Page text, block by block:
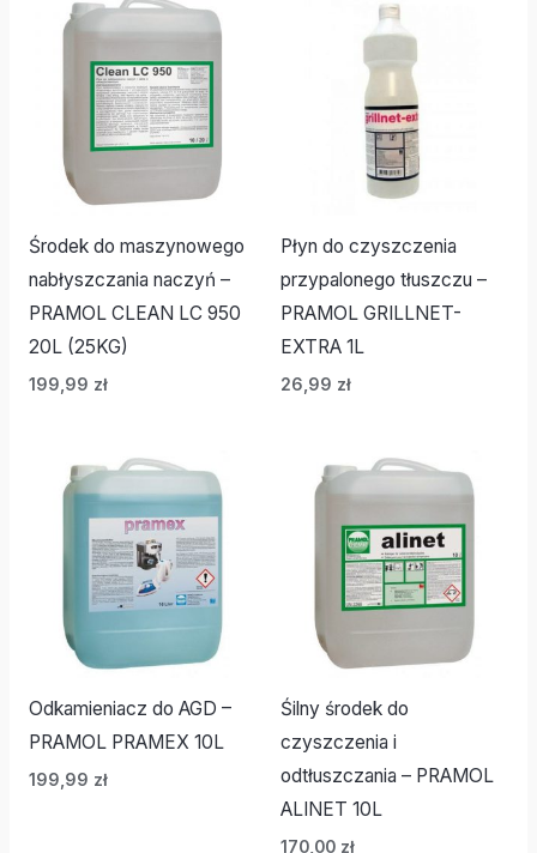
Środek do maszynowego
nabłyszczania naczyń –
PRAMOL CLEAN LC 950
20L (25KG)
199,99 zł
Płyn do czyszczenia
przypalonego tłuszczu –
PRAMOL GRILLNET-
EXTRA 1L
26,99 zł
Odkamieniacz do AGD –
PRAMOL PRAMEX 10L
199,99 zł
Śilny środek do
czyszczenia i
odtłuszczania – PRAMOL
ALINET 10L
170,00 zł